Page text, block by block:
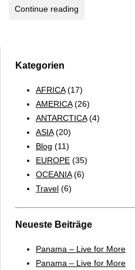
Continue reading
Kategorien
AFRICA(17)
AMERICA(26)
ANTARCTICA(4)
ASIA(20)
Blog (11)
EUROPE (35)
OCEANIA(6)
Travel (6)
Neueste Beiträge
Panama – Live for More
Panama – Live for More